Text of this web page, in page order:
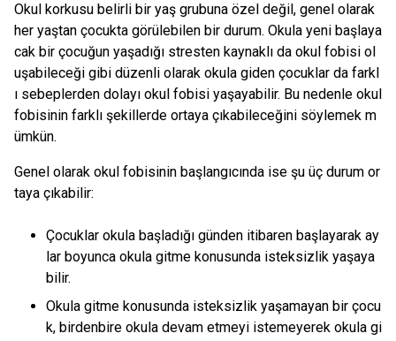
Okul korkusu belirli bir yaş grubuna özel değil, genel olarak
her yaştan çocukta görülebilen bir durum. Okula yeni başlaya
cak bir çocuğun yaşadığı stresten kaynaklı da okul fobisi ol
uşabileceği gibi düzenli olarak okula giden çocuklar da farkl
ı sebeplerden dolayı okul fobisi yaşayabilir. Bu nedenle okul
fobisinin farklı şekillerde ortaya çıkabileceğini söylemek m
ümkün.
Genel olarak okul fobisinin başlangıcında ise şu üç durum or
taya çıkabilir:
Çocuklar okula başladığı günden itibaren başlayarak ay
lar boyunca okula gitme konusunda isteksizlik yaşaya
bilir.
Okula gitme konusunda isteksizlik yaşamayan bir çocu
k, birdenbire okula devam etmeyi istemeyerek okula gi